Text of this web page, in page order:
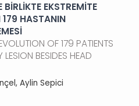
EKSTREMİTE
179 HASTANIN
OF 179 PATIENTS
BESIDES HEAD
Aylin Sepici